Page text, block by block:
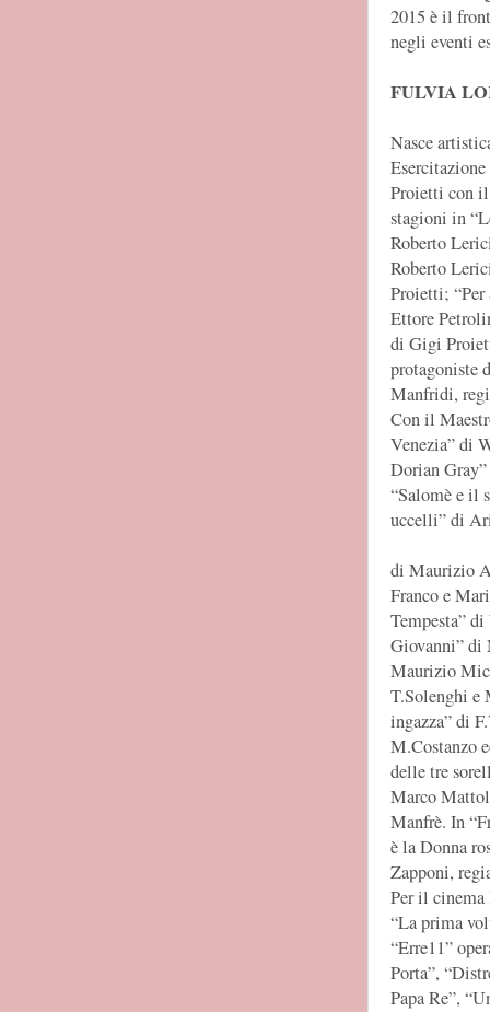
2015 è il
negli eventi
FULVIA
Nasce
Proietti con il
stagioni in
Roberto
Roberto
Proietti; “Per
Ettore
di Gigi
protagoniste
Manfridi,
Con il
Venezia” di
Dorian
“Salomè e il
uccelli” di
di Maurizio
Franco e
Tempesta”
Giovanni” di
Maurizio
T.Solenghi e
ingazza” di
M.Costanzo
delle tre
Marco
Manfrè. In
è la Donna
Zapponi,
Per il cinema
“La prima
“Erre11”
Porta”,
Papa Re”,